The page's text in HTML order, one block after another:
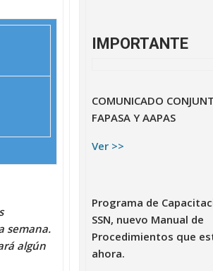
semana.
algún
IMPORTANTE
COMUNICADO
FAPASA Y AAPAS
Ver >>
Programa de
SSN, nuevo Manual de
Procedimientos que
ahora.